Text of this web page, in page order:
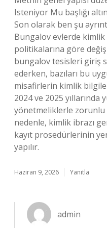
Isteniyor Mu başlığı
Son olarak ben şu
Bungalov evlerde
politikalarına göre
bungalov tesisleri giriş
ederken, bazıları bu
misafirlerin kimlik
2024 ve 2025
yönetmeliklerle
nedenle, kimlik ibrazı
kayıt prosedürlerinin
yapılır.
Haziran 9, 2026 Yanıtla
admin